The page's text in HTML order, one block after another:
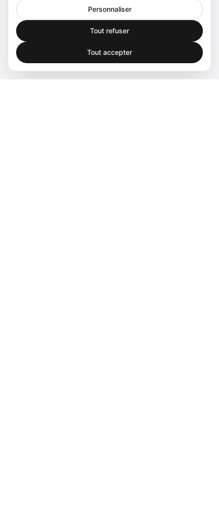
Personnaliser
Tout refuser
Tout accepter